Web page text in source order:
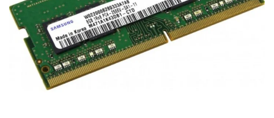
Genti Laptop
Incarcatoare laptop
Incarcatoare laptop refurbished
Standuri și Coolere Laptop
Alte accesorii
Card reader
Coolere
Surse PC
Carcase
Placi de baza
Ventilatoare carcasa
Componente Renew/Refurbished